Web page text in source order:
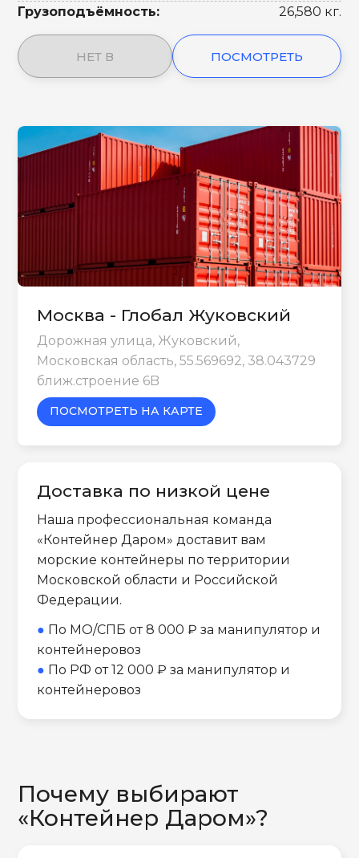
Грузоподъёмность:
26,580 кг.
НЕТ В ПОСМОТРЕТЬ
Москва - Глобал Жуковский
Дорожная улица, Жуковский,
Московская область, 55.569692, 38.043729
ближ.строение 6B
ПОСМОТРЕТЬ НА КАРТЕ
Доставка по низкой цене
Наша профессиональная команда
«Контейнер Даром» доставит вам
морские контейнеры по территории
Московской области и Российской
Федерации.
● По МО/СПБ от 8 000 ₽ за манипулятор и
контейнеровоз
● По РФ от 12 000 ₽ за манипулятор и
контейнеровоз
Почему выбирают
«Контейнер Даром»?